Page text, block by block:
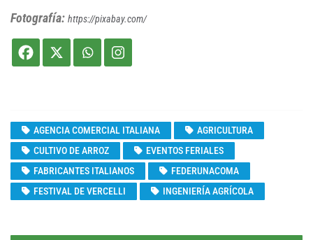
Fotografía: https://pixabay.com/
AGENCIA COMERCIAL ITALIANA
AGRICULTURA
CULTIVO DE ARROZ
EVENTOS FERIALES
FABRICANTES ITALIANOS
FEDERUNACOMA
FESTIVAL DE VERCELLI
INGENIERÍA AGRÍCOLA